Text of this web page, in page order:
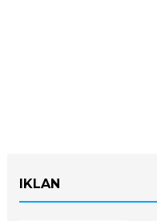
IKLAN